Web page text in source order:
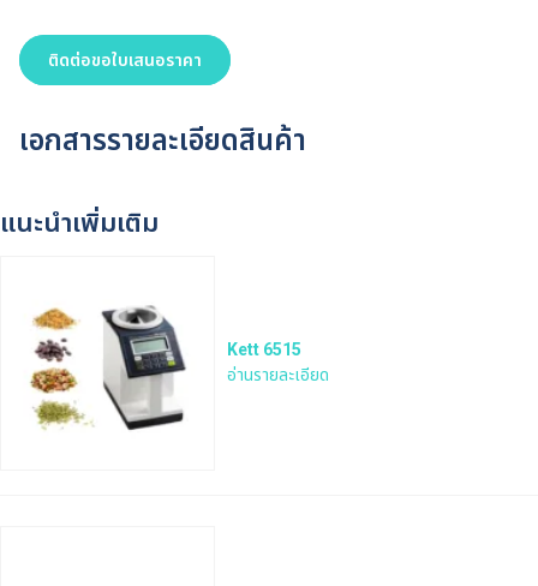
ติดต่อขอใบเสนอราคา
เอกสารรายละเอียดสินค้า
แนะนำเพิ่มเติม
Kett 6515
อ่านรายละเอียด